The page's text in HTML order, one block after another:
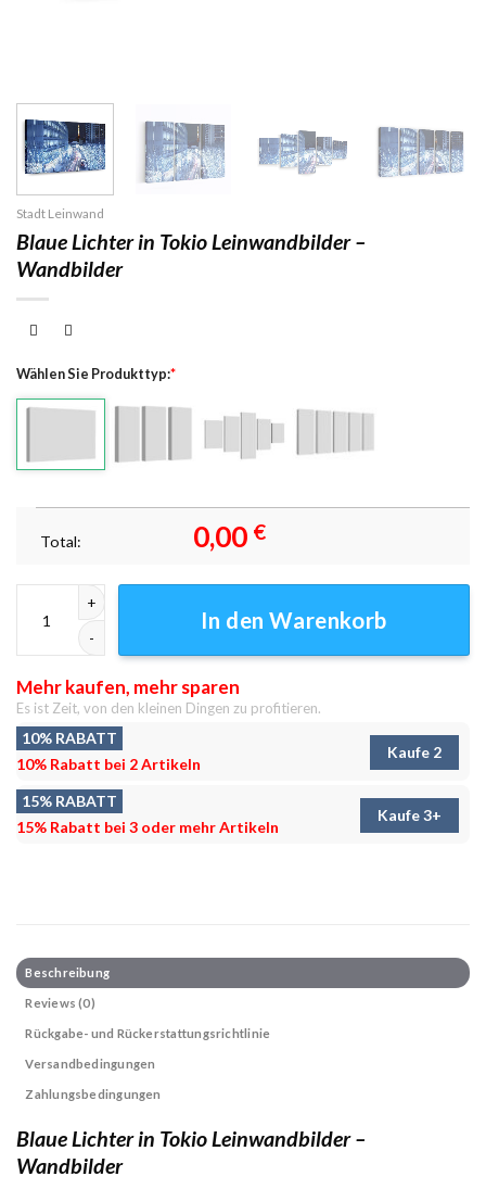
Stadt Leinwand
Blaue Lichter in Tokio Leinwandbilder –
Wandbilder
Wählen Sie Produkttyp:*
Total: 0,00 €
In den Warenkorb
Mehr kaufen, mehr sparen
Es ist Zeit, von den kleinen Dingen zu profitieren.
10% RABATT
10% Rabatt bei 2 Artikeln
Kaufe 2
15% RABATT
15% Rabatt bei 3 oder mehr Artikeln
Kaufe 3+
Beschreibung
Reviews (0)
Rückgabe- und Rückerstattungsrichtlinie
Versandbedingungen
Zahlungsbedingungen
Blaue Lichter in Tokio Leinwandbilder –
Wandbilder